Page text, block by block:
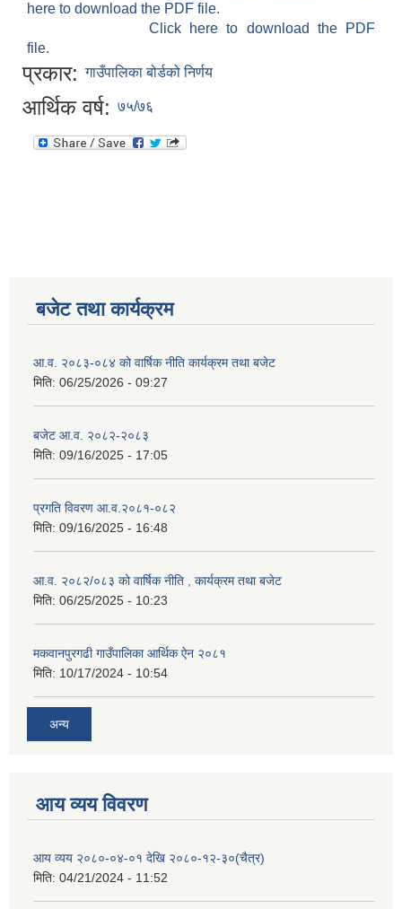
here to download the PDF file.
Click here to download the PDF
file.
प्रकार: गाउँपालिका बोर्डको निर्णय
आर्थिक वर्ष: ७५/७६
बजेट तथा कार्यक्रम
आ.व. २०८३-०८४ को वार्षिक नीति कार्यक्रम तथा बजेट
मिति: 06/25/2026 - 09:27
बजेट आ.व. २०८२-२०८३
मिति: 09/16/2025 - 17:05
प्रगति विवरण आ.व.२०८१-०८२
मिति: 09/16/2025 - 16:48
आ.व. २०८२/०८३ को वार्षिक नीति , कार्यक्रम तथा बजेट
मिति: 06/25/2025 - 10:23
मकवानपुरगढी गाउँपालिका आर्थिक ‌‌‌ऐन २०८१
मिति: 10/17/2024 - 10:54
अन्य
आय व्यय विवरण
आय व्यय २०८०-०४-०१ देखि २०८०-१२-३०(चैत्र)
मिति: 04/21/2024 - 11:52